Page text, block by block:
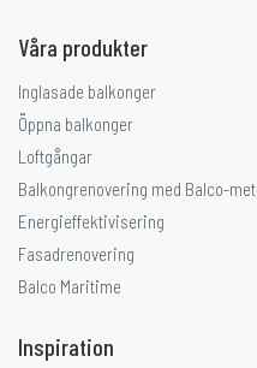
Våra produkter
Inglasade balkonger
Öppna balkonger
Loftgångar
Balkongrenovering med Balco-
Energieffektivisering
Fasadrenovering
Balco Maritime
Inspiration